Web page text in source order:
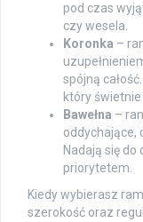
pod czas
czy wesela.
Koronka –
spójną
który
Bawełna –
oddychające,
Nadają się
priorytetem.
Kiedy wybierasz
szerokość oraz